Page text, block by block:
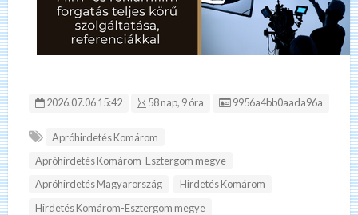
2026.07.06 15:42 58 nap, 9 óra Hirdetés ID:
9956a4bb0aada96a
Apróhirdetés Komárom
Apróhirdetés Komárom-Esztergom megye
Apróhirdetés Magyarország
Hirdetés Komárom
Hirdetés Komárom-Esztergom megye